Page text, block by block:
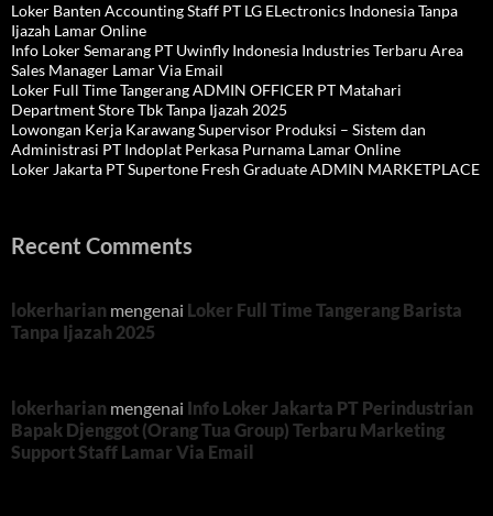
Loker Banten Accounting Staff PT LG ELectronics Indonesia Tanpa
Ijazah Lamar Online
Info Loker Semarang PT Uwinfly Indonesia Industries Terbaru Area
Sales Manager Lamar Via Email
Loker Full Time Tangerang ADMIN OFFICER PT Matahari
Department Store Tbk Tanpa Ijazah 2025
Lowongan Kerja Karawang Supervisor Produksi – Sistem dan
Administrasi PT Indoplat Perkasa Purnama Lamar Online
Loker Jakarta PT Supertone Fresh Graduate ADMIN MARKETPLACE
Recent Comments
lokerharian mengenai Loker Full Time Tangerang Barista
Tanpa Ijazah 2025
lokerharian mengenai Info Loker Jakarta PT Perindustrian
Bapak Djenggot (Orang Tua Group) Terbaru Marketing
Support Staff Lamar Via Email